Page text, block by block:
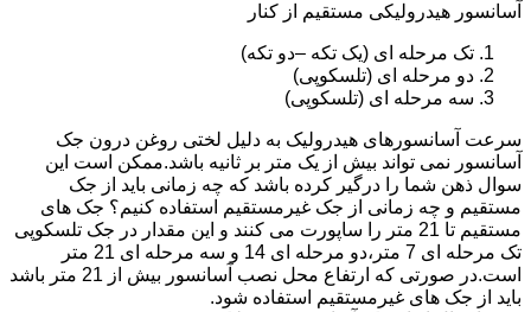
آسانسور هیدرولیکی مستقیم از کنار
تک مرحله ای (یک تکه –دو تکه)
دو مرحله ای (تلسکوپی)
سه مرحله ای (تلسکوپی)
سرعت آسانسورهای هیدرولیک به دلیل لختی روغن درون جک
آسانسور نمی تواند بیش از یک متر بر ثانیه باشد.ممکن است این
سوال ذهن شما را درگیر کرده باشد که چه زمانی باید از جک
مستقیم و چه زمانی از جک غیرمستقیم استفاده کنیم؟ جک های
مستقیم تا 21 متر را ساپورت می کنند و این مقدار در جک تلسکوپی
تک مرحله ای 7 متر،دو مرحله ای 14 و سه مرحله ای 21 متر
است.در صورتی که ارتفاع محل نصب آسانسور بیش از 21 متر باشد
باید از جک های غیرمستقیم استفاده شود.